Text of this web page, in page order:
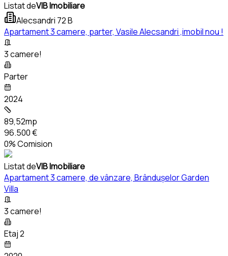
Listat deVIB Imobiliare
Alecsandri 72 B
Apartament 3 camere, parter, Vasile Alecsandri ,imobil nou !
3 camere!
Parter
2024
89,52mp
96.500 €
0% Comision
Listat deVIB Imobiliare
Apartament 3 camere, de vânzare, Brândușelor Garden
Villa
3 camere!
Etaj 2